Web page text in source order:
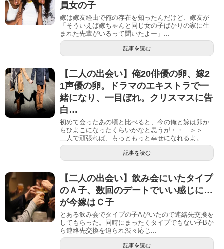
員女の子
嫁は嫁友経由で俺の存在を知ったんだけど、嫁友が
「そういえば嫁ちゃんと同じ女の子ばかりの家に生
まれた先輩がいるって聞いたよー」...
記事を読む
【二人の出会い】俺20俳優の卵、嫁2
1声優の卵。ドラマのエキストラで一
緒になり、一目ぼれ。クリスマスに告
白…
初めて会ったあの頃と比べると、今の俺と嫁は卵か
らひよこになったくらいかなと思うが・・ ＞＞
二人で頑張れば、もっともっと幸せになれるよ。...
記事を読む
【二人の出会い】飲み会にいたタイプ
のＡ子、数回のデートでいい感じに…
が今嫁はＣ子
とある飲み会でタイプの子Aがいたので連絡先交換を
してもらった。同時にまったくタイプでもない子Bか
ら連絡先交換を迫られ渋々応じ...
記事を読む